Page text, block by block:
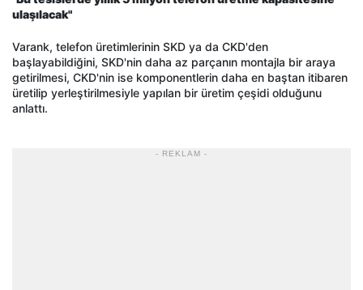
ulaşılacak"
Varank, telefon üretimlerinin SKD ya da CKD'den
başlayabildiğini, SKD'nin daha az parçanın montajla bir araya
getirilmesi, CKD'nin ise komponentlerin daha en baştan itibaren
üretilip yerleştirilmesiyle yapılan bir üretim çeşidi olduğunu
anlattı.
- REKLAM -